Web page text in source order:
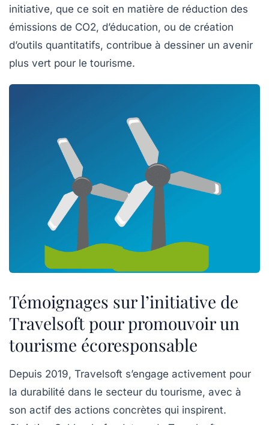
initiative, que ce soit en matière de réduction des
émissions de CO2, d’éducation, ou de création
d’outils quantitatifs, contribue à dessiner un avenir
plus vert pour le tourisme.
Témoignages sur l’initiative de
Travelsoft pour promouvoir un
tourisme écoresponsable
Depuis 2019, Travelsoft s’engage activement pour
la durabilité dans le secteur du tourisme, avec à
son actif des actions concrètes qui inspirent.